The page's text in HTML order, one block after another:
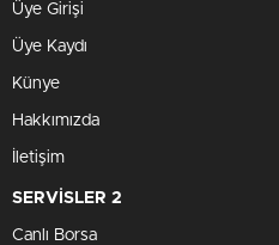
Üye Girişi
Üye Kaydı
Künye
Hakkımızda
İletişim
SERVİSLER 2
Canlı Borsa